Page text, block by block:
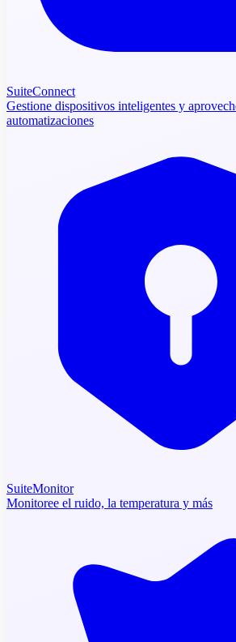
SuiteConnect
Gestione dispositivos inteligentes y
automatizaciones
SuiteMonitor
Monitoree el ruido, la temperatura y más